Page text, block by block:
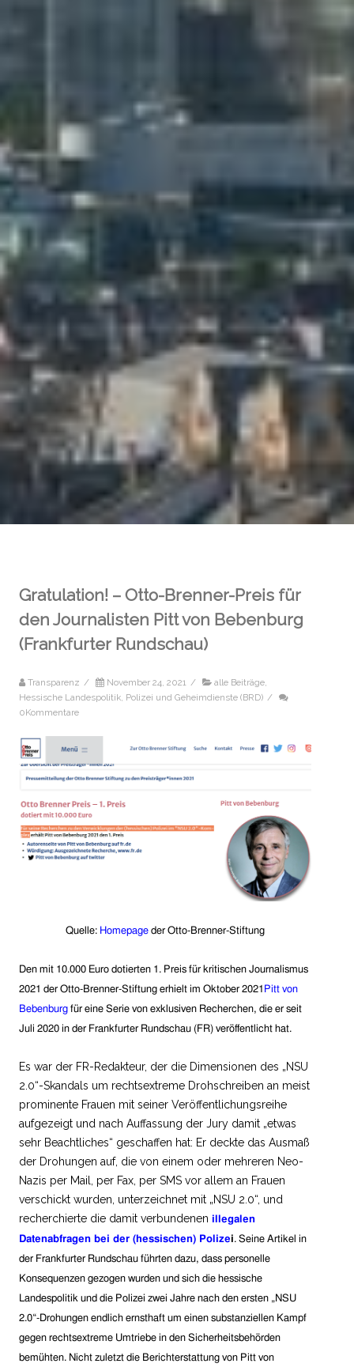
Gratulation! – Otto-Brenner-Preis für
den Journalisten Pitt von Bebenburg
(Frankfurter Rundschau)
Transparenz / November 24, 2021 / alle Beiträge,
Hessische Landespolitik, Polizei und Geheimdienste (BRD) /
0Kommentare
Quelle: Homepage der Otto-Brenner-Stiftung
Den mit 10.000 Euro dotierten 1. Preis für kritischen Journalismus
2021 der Otto-Brenner-Stiftung erhielt im Oktober 2021 Pitt von
Bebenburg für eine Serie von exklusiven Recherchen, die er seit
Juli 2020 in der Frankfurter Rundschau (FR) veröffentlicht hat.
Es war der FR-Redakteur, der die Dimensionen des „NSU
2.0“-Skandals um rechtsextreme Drohschreiben an meist
prominente Frauen mit seiner Veröffentlichungsreihe
aufgezeigt und nach Auffassung der Jury damit „etwas
sehr Beachtliches“ geschaffen hat: Er deckte das Ausmaß
der Drohungen auf, die von einem oder mehreren Neo-
Nazis per Mail, per Fax, per SMS vor allem an Frauen
verschickt wurden, unterzeichnet mit „NSU 2.0“, und
recherchierte die damit verbundenen illegalen
Datenabfragen bei der (hessischen) Polizei. Seine Artikel in
der Frankfurter Rundschau führten dazu, dass personelle
Konsequenzen gezogen wurden und sich die hessische
Landespolitik und die Polizei zwei Jahre nach den ersten „NSU
2.0“-Drohungen endlich ernsthaft um einen substanziellen Kampf
gegen rechtsextreme Umtriebe in den Sicherheitsbehörden
bemühten. Nicht zuletzt die Berichterstattung von Pitt von